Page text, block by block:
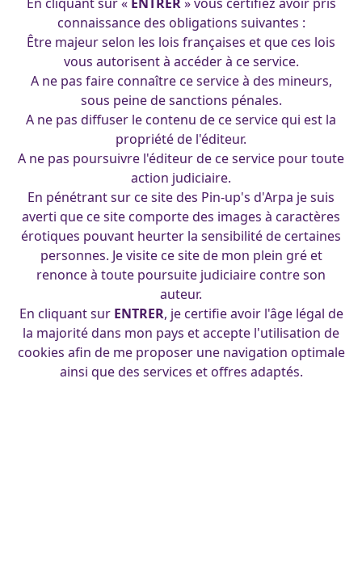
connaissance des obligations suivantes :
Être majeur selon les lois françaises et que ces lois
vous autorisent à accéder à ce service.
A ne pas faire connaître ce service à des mineurs,
sous peine de sanctions pénales.
A ne pas diffuser le contenu de ce service qui est la
propriété de l'éditeur.
A ne pas poursuivre l'éditeur de ce service pour toute
action judiciaire.
En pénétrant sur ce site des Pin-up's d'Arpa je suis
averti que ce site comporte des images à caractères
érotiques pouvant heurter la sensibilité de certaines
personnes. Je visite ce site de mon plein gré et
renonce à toute poursuite judiciaire contre son
auteur.
En cliquant sur ENTRER, je certifie avoir l'âge légal de
la majorité dans mon pays et accepte l'utilisation de
cookies afin de me proposer une navigation optimale
ainsi que des services et offres adaptés.
soubrette heart 22-01-2016
Lapine
30 octobre 2011